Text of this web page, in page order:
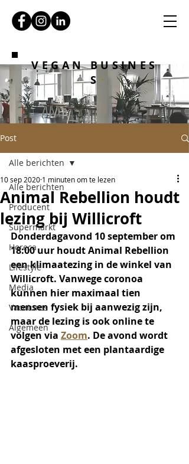
VEGAN BUSINES
S
Post
Alle berichten
Producent
Supermarkt
Horeca
Lifestyle
Media
Vacatures
Algemeen
Alle berichten
Animal Rebellion houdt
lezing bij Willicroft
10 sep 2020 1 minuten om te lezen
Donderdagavond 10 september om
18:00 uur houdt Animal Rebellion
een klimaatezing in de winkel van
Willicroft. Vanwege coronoa
kunnen hier maximaal tien
mensen fysiek bij aanwezig zijn,
maar de lezing is ook online te
volgen via Zoom. De avond wordt
afgesloten met een plantaardige
kaasproeverij.